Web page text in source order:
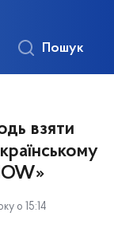
Пошук
взяти
о 15:14